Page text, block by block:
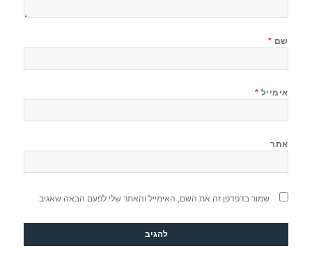
שם *
אימייל *
אתר
שמור בדפדפן זה את השם, האימייל והאתר שלי לפעם הבאה שאגיב.